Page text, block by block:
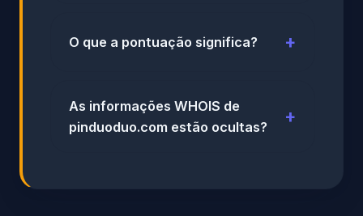
O que a pontuação significa?
As informações WHOIS de
pinduoduo.com estão ocultas?